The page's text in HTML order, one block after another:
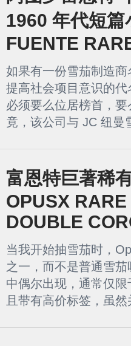
1960 年代短
FUENTE
如果有一份雪茄制造
提高社会项目意识的
必须要么位居榜首，
竟，该公司与 JC 纽曼
富恩特巨著稀
OPUSX
DOUBLE
当我开始抽雪茄时，
之一，而不是普通雪
中偶尔出现，通常仅
且带有高价标签，虽